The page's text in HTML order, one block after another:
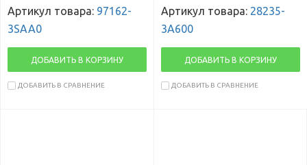
Артикул товара: 97162-
3SAA0
ДОБАВИТЬ В КОРЗИНУ
ДОБАВИТЬ В СРАВНЕНИЕ
Артикул товара: 28235-
3A600
ДОБАВИТЬ В КОРЗИНУ
ДОБАВИТЬ В СРАВНЕНИЕ